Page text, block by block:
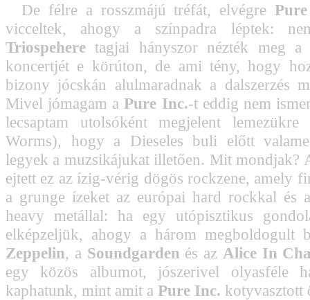
De félre a rosszmájú tréfát, elvégre
vicceltek, ahogy a színpadra léptek:
Triospehere tagjai hányszor nézték meg a
koncertjét e körúton, de ami tény, hogy
bizony jócskán alulmaradnak a dalszerzés
Mivel jómagam aPure Inc.-t eddig nem
lecsaptam utolsóként megjelent
Worms), hogy a Dieseles buli előtt
legyek a muzsikájukat illetően. Mit mondjak?
ejtett ez az ízig-vérig dögös rockzene, amely
a grunge ízeket az európai hard rockkal és
heavy metállal: ha egy utópisztikus
elképzeljük, ahogy a három megboldogult
Zeppelin, a Soundgarden és az Alice In
egy közös albumot, jószerivel olyasféle
kaphatunk, mint amit a Pure Inc. kotyvasztott